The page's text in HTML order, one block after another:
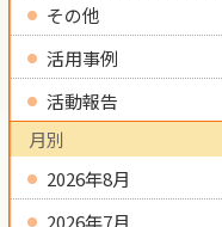
その他
活用事例
活動報告
月別
2026年8月
2026年7月